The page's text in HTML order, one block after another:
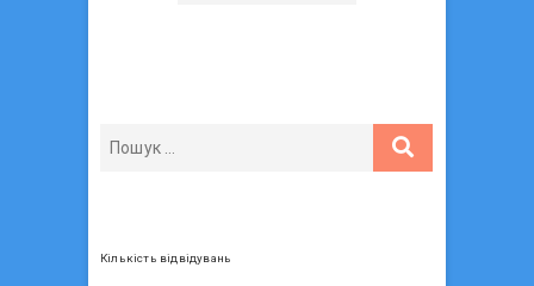
Кількість відвідувань